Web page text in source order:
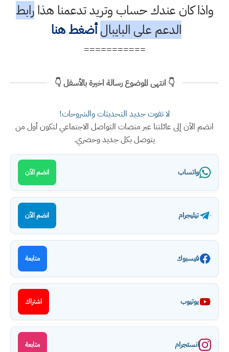
واذا كان عندك حساب وتريد تدعمنا هذارابط
الدعم على البايبال أضغط هنا
===========
👇 انتهى الموضوع رسالة اخيرة بالأسفل 👇
لا تفوت جديد التحديثات والشروحات!
انضم الآن إلى عائلتنا عبر منصات التواصل الاجتماعي لتكون أول من
يتوصل بكل جديد وحصري.
واتساب انضم الآن
تيليجرام انضم الآن
فيسبوك متابعة
يوتيوب اشتراك
انستجرام متابعة